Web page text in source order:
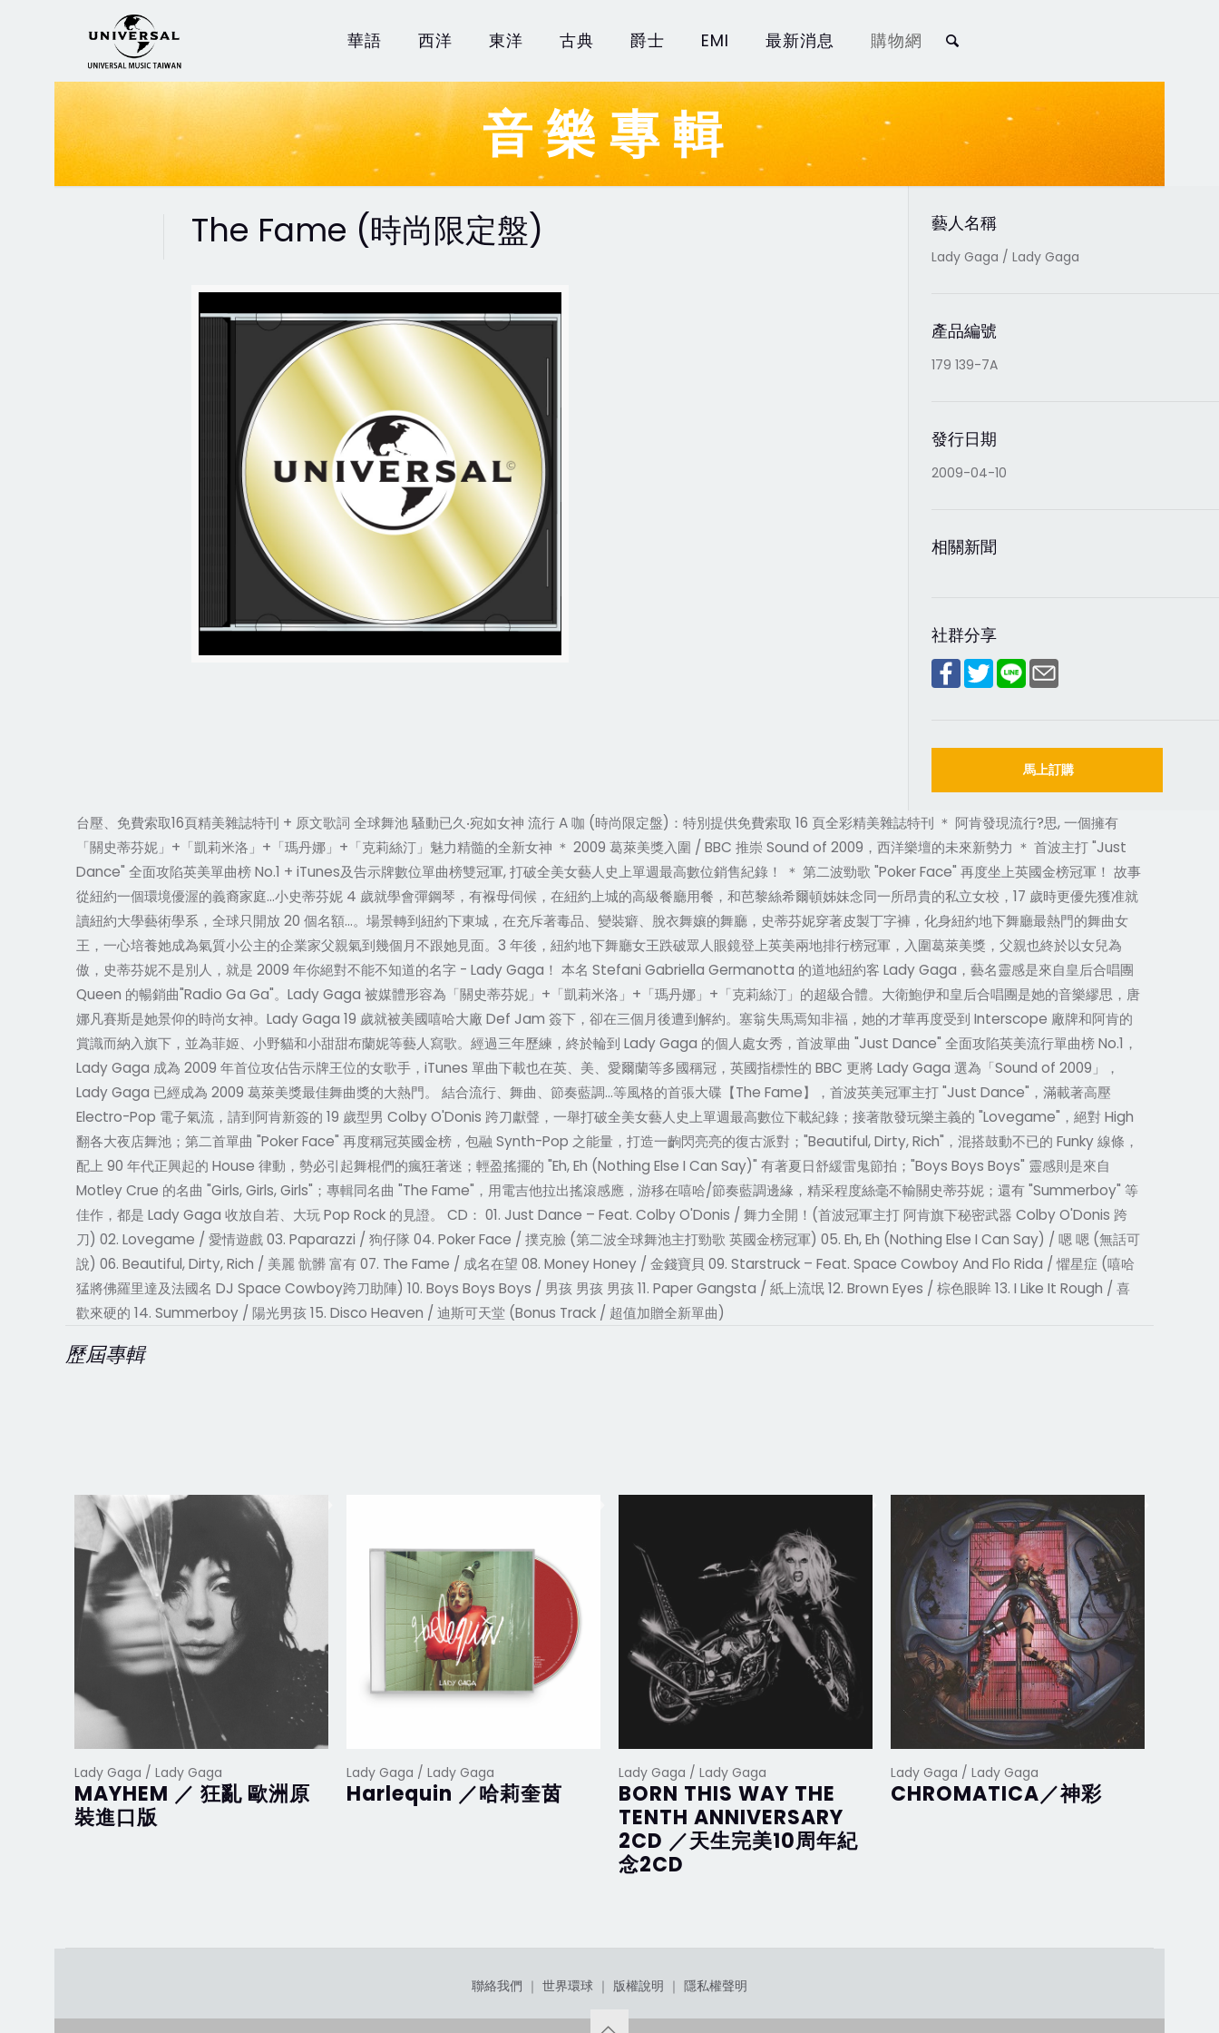
華語 西洋 東洋 古典 爵士 EMI 最新消息 購物網
音樂專輯
The Fame (時尚限定盤) 藝人名稱
Lady Gaga / Lady Gaga
產品編號
179 139-7A
發行日期
2009-04-10
相關新聞
社群分享
馬上訂購
台壓、免費索取16頁精美雜誌特刊 + 原文歌詞 全球舞池 騷動已久‧宛如女神 流行 A 咖 (時尚限定盤)：特別提供免費索取 16 頁全彩精美雜誌特刊 ＊ 阿肯發現流行?思, 一個擁有
「關史蒂芬妮」+「凱莉米洛」+「瑪丹娜」+「克莉絲汀」魅力精髓的全新女神 ＊ 2009 葛萊美獎入圍 / BBC 推崇 Sound of 2009，西洋樂壇的未來新勢力 ＊ 首波主打 "Just
Dance" 全面攻陷英美單曲榜 No.1 + iTunes及告示牌數位單曲榜雙冠軍, 打破全美女藝人史上單週最高數位銷售紀錄！ ＊ 第二波勁歌 "Poker Face" 再度坐上英國金榜冠軍！ 故事
從紐約一個環境優渥的義裔家庭…小史蒂芬妮 4 歲就學會彈鋼琴，有褓母伺候，在紐約上城的高級餐廳用餐，和芭黎絲希爾頓姊妹念同一所昂貴的私立女校，17 歲時更優先獲准就
讀紐約大學藝術學系，全球只開放 20 個名額…。場景轉到紐約下東城，在充斥著毒品、變裝癖、脫衣舞孃的舞廳，史蒂芬妮穿著皮製丁字褲，化身紐約地下舞廳最熱門的舞曲女
王，一心培養她成為氣質小公主的企業家父親氣到幾個月不跟她見面。3 年後，紐約地下舞廳女王跌破眾人眼鏡登上英美兩地排行榜冠軍，入圍葛萊美獎，父親也終於以女兒為
傲，史蒂芬妮不是別人，就是 2009 年你絕對不能不知道的名字 - Lady Gaga！ 本名 Stefani Gabriella Germanotta 的道地紐約客 Lady Gaga，藝名靈感是來自皇后合唱團
Queen 的暢銷曲"Radio Ga Ga"。Lady Gaga 被媒體形容為「關史蒂芬妮」+「凱莉米洛」+「瑪丹娜」+「克莉絲汀」的超級合體。大衛鮑伊和皇后合唱團是她的音樂繆思，唐
娜凡賽斯是她景仰的時尚女神。Lady Gaga 19 歲就被美國嘻哈大廠 Def Jam 簽下，卻在三個月後遭到解約。塞翁失馬焉知非福，她的才華再度受到 Interscope 廠牌和阿肯的
賞識而納入旗下，並為菲姬、小野貓和小甜甜布蘭妮等藝人寫歌。經過三年歷練，終於輪到 Lady Gaga 的個人處女秀，首波單曲 "Just Dance" 全面攻陷英美流行單曲榜 No.1，
Lady Gaga 成為 2009 年首位攻佔告示牌王位的女歌手，iTunes 單曲下載也在英、美、愛爾蘭等多國稱冠，英國指標性的 BBC 更將 Lady Gaga 選為「Sound of 2009」，
Lady Gaga 已經成為 2009 葛萊美獎最佳舞曲獎的大熱門。 結合流行、舞曲、節奏藍調…等風格的首張大碟【The Fame】，首波英美冠軍主打 "Just Dance"，滿載著高壓
Electro-Pop 電子氣流，請到阿肯新簽的 19 歲型男 Colby O'Donis 跨刀獻聲，一舉打破全美女藝人史上單週最高數位下載紀錄；接著散發玩樂主義的 "Lovegame"，絕對 High
翻各大夜店舞池；第二首單曲 "Poker Face" 再度稱冠英國金榜，包融 Synth-Pop 之能量，打造一齣閃亮亮的復古派對；"Beautiful, Dirty, Rich"，混搭鼓動不已的 Funky 線條，
配上 90 年代正興起的 House 律動，勢必引起舞棍們的瘋狂著迷；輕盈搖擺的 "Eh, Eh (Nothing Else I Can Say)" 有著夏日舒緩雷鬼節拍；"Boys Boys Boys" 靈感則是來自
Motley Crue 的名曲 "Girls, Girls, Girls"；專輯同名曲 "The Fame"，用電吉他拉出搖滾感應，游移在嘻哈/節奏藍調邊緣，精采程度絲毫不輸關史蒂芬妮；還有 "Summerboy" 等
佳作，都是 Lady Gaga 收放自若、大玩 Pop Rock 的見證。 CD： 01. Just Dance – Feat. Colby O'Donis / 舞力全開！(首波冠軍主打 阿肯旗下秘密武器 Colby O'Donis 跨
刀) 02. Lovegame / 愛情遊戲 03. Paparazzi / 狗仔隊 04. Poker Face / 撲克臉 (第二波全球舞池主打勁歌 英國金榜冠軍) 05. Eh, Eh (Nothing Else I Can Say) / 嗯 嗯 (無話可
說) 06. Beautiful, Dirty, Rich / 美麗 骯髒 富有 07. The Fame / 成名在望 08. Money Honey / 金錢寶貝 09. Starstruck – Feat. Space Cowboy And Flo Rida / 懼星症 (嘻哈
猛將佛羅里達及法國名 DJ Space Cowboy跨刀助陣) 10. Boys Boys Boys / 男孩 男孩 男孩 11. Paper Gangsta / 紙上流氓 12. Brown Eyes / 棕色眼眸 13. I Like It Rough / 喜
歡來硬的 14. Summerboy / 陽光男孩 15. Disco Heaven / 迪斯可天堂 (Bonus Track / 超值加贈全新單曲)
歷屆專輯
Lady Gaga / Lady Gaga
MAYHEM ／ 狂亂 歐洲原
裝進口版
Lady Gaga / Lady Gaga
Harlequin ／哈莉奎茵
Lady Gaga / Lady Gaga
BORN THIS WAY THE
TENTH ANNIVERSARY
2CD ／天生完美10周年紀
念2CD
Lady Gaga / Lady Gaga
CHROMATICA／神彩
聯絡我們 ｜ 世界環球｜ 版權說明 ｜ 隱私權聲明